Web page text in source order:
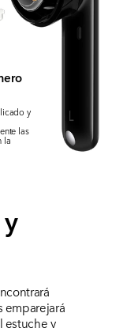
y
las
la
emparejará
estuche y